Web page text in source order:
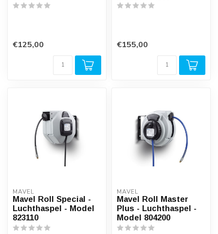
€125,00 €155,00
MAVEL
Mavel Roll Special -
Luchthaspel - Model
823110
MAVEL
Mavel Roll Master
Plus - Luchthaspel -
Model 804200